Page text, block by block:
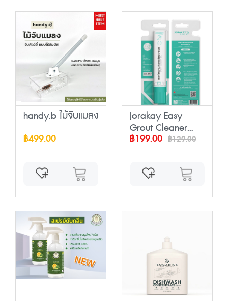
handy.b ไม้จับแมลง
฿499.00
Jorakay Easy
Grout Cleaner
Ge...
฿199.00 ฿129.00